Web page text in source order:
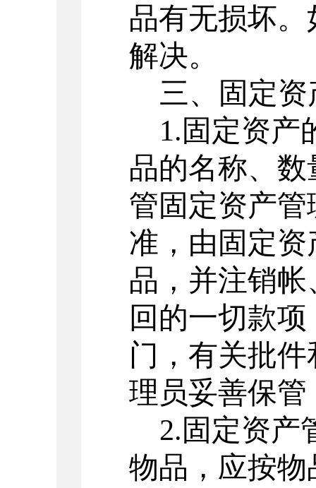
品有无损坏
解决。
三、固定
1.固定资产
品的名称、
管固定资产
准，由固定
品，并注销
回的一切款
门，有关批
理员妥善保
2.固定资产
物品，应按